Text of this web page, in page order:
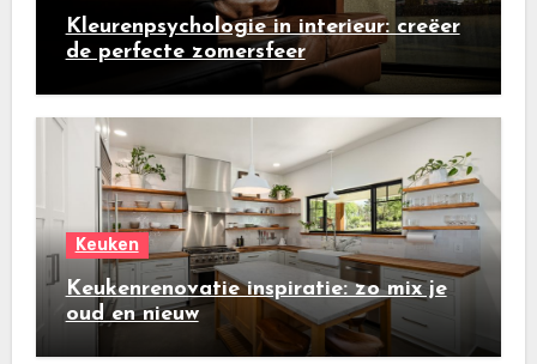
Kleurenpsychologie in interieur: creëer
de perfecte zomersfeer
Keuken
Keukenrenovatie inspiratie: zo mix je
oud en nieuw